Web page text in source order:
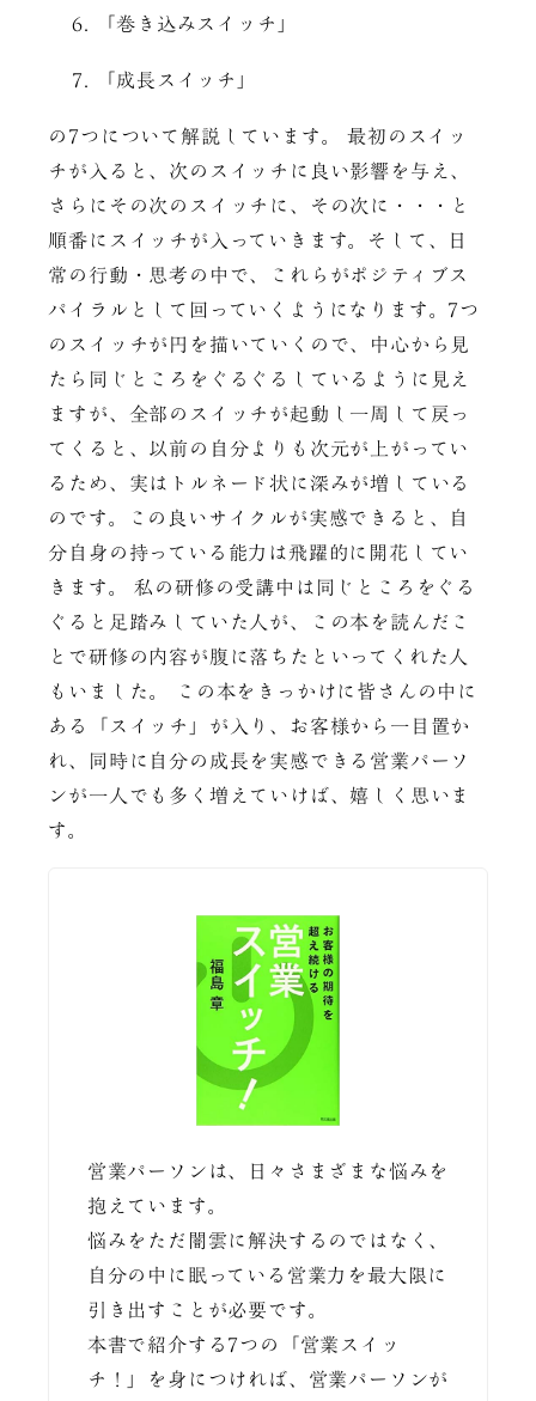
「巻き込みスイッチ」
「成長スイッチ」
の7つについて解説しています。 最初のスイッ
チが入ると、次のスイッチに良い影響を与え、
さらにその次のスイッチに、その次に・・・と
順番にスイッチが入っていきます。そして、日
常の行動・思考の中で、これらがポジティブス
パイラルとして回っていくようになります。7つ
のスイッチが円を描いていくので、中心から見
たら同じところをぐるぐるしているように見え
ますが、全部のスイッチが起動し一周して戻っ
てくると、以前の自分よりも次元が上がってい
るため、実はトルネード状に深みが増している
のです。この良いサイクルが実感できると、自
分自身の持っている能力は飛躍的に開花してい
きます。 私の研修の受講中は同じところをぐる
ぐると足踏みしていた人が、この本を読んだこ
とで研修の内容が腹に落ちたといってくれた人
もいました。 この本をきっかけに皆さんの中に
ある「スイッチ」が入り、お客様から一目置か
れ、同時に自分の成長を実感できる営業パーソ
ンが一人でも多く増えていけば、嬉しく思いま
す。
営業パーソンは、日々さまざまな悩みを
抱えています。
悩みをただ闇雲に解決するのではなく、
自分の中に眠っている営業力を最大限に
引き出すことが必要です。
本書で紹介する7つの「営業スイッ
チ！」を身につければ、営業パーソンが